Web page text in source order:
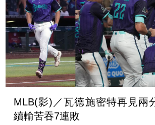
MLB(影)／瓦德施密特再見兩
續輸苦吞7連敗